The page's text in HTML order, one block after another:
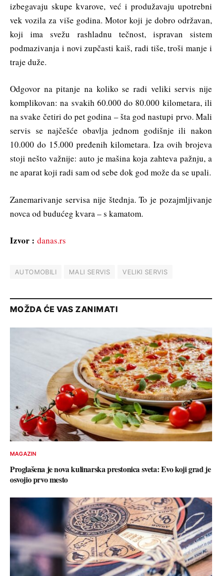
izbegavaju skupe kvarove, već i produžavaju upotrebni
vek vozila za više godina. Motor koji je dobro održavan,
koji ima svežu rashladnu tečnost, ispravan sistem
podmazivanja i novi zupčasti kaiš, radi tiše, troši manje i
traje duže.
Odgovor na pitanje na koliko se radi veliki servis nije
komplikovan: na svakih 60.000 do 80.000 kilometara, ili
na svake četiri do pet godina – šta god nastupi prvo. Mali
servis se najčešće obavlja jednom godišnje ili nakon
10.000 do 15.000 pređenih kilometara. Iza ovih brojeva
stoji nešto važnije: auto je mašina koja zahteva pažnju, a
ne aparat koji radi sam od sebe dok god može da se upali.
Zanemarivanje servisa nije štednja. To je pozajmljivanje
novca od budućeg kvara – s kamatom.
Izvor : danas.rs
AUTOMOBILI MALI SERVIS VELIKI SERVIS
MOŽDA ĆE VAS ZANIMATI
MAGAZIN
Proglašena je nova kulinarska prestonica sveta: Evo koji grad je
osvojio prvo mesto